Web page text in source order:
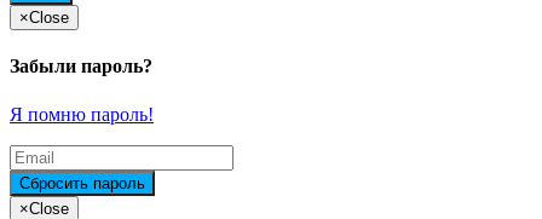
×Close
Забыли пароль?
Я помню пароль!
×Close